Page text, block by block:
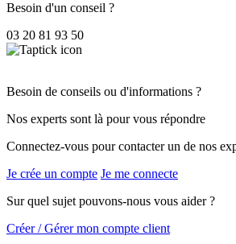
Besoin d'un conseil ?
03 20 81 93 50
Besoin de conseils ou d'informations ?
Nos experts sont là pour vous répondre
Connectez-vous pour contacter un de nos
Je crée un compte Je me connecte
Sur quel sujet pouvons-nous vous aider ?
Créer / Gérer mon compte client